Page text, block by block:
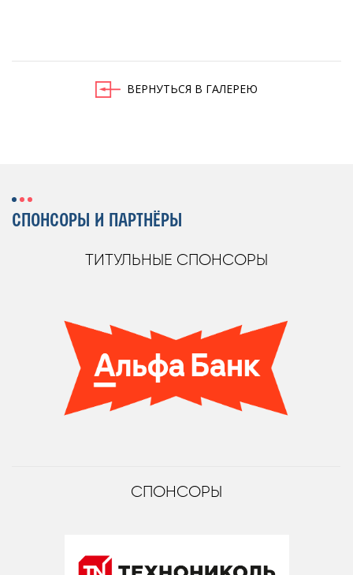
ВЕРНУТЬСЯ В ГАЛЕРЕЮ
СПОНСОРЫ И ПАРТНЁРЫ
ТИТУЛЬНЫЕ СПОНСОРЫ
СПОНСОРЫ